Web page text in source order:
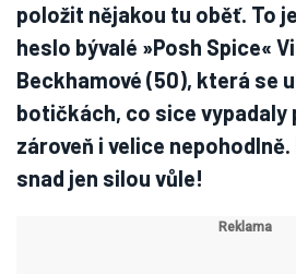
položit nějakou tu oběť. To
heslo bývalé »Posh Spice«
Beckhamové (50), která se
botičkách, co sice vypadaly
zároveň i velice
snad jen silou vůle!